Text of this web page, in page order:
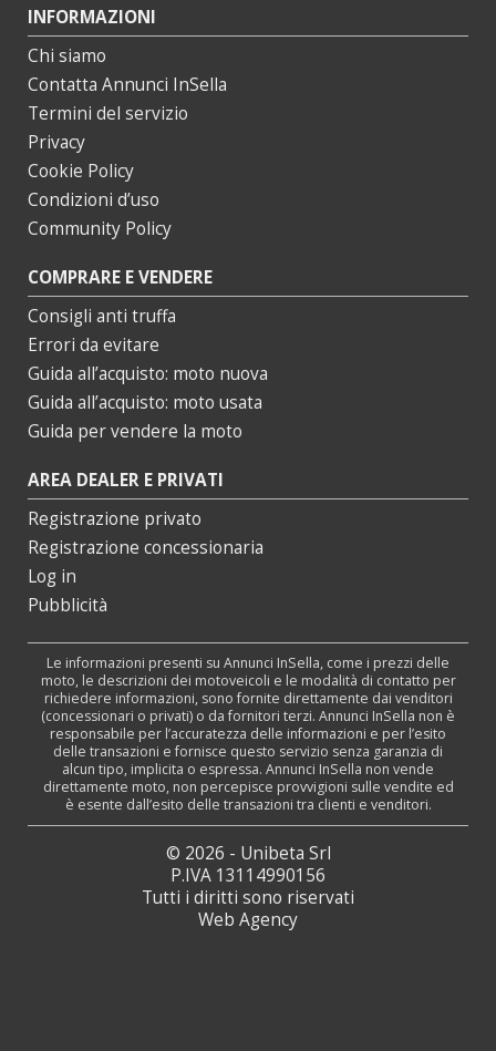
INFORMAZIONI
Chi siamo
Contatta Annunci InSella
Termini del servizio
Privacy
Cookie Policy
Condizioni d’uso
Community Policy
COMPRARE E VENDERE
Consigli anti truffa
Errori da evitare
Guida all’acquisto: moto nuova
Guida all’acquisto: moto usata
Guida per vendere la moto
AREA DEALER E PRIVATI
Registrazione privato
Registrazione concessionaria
Log in
Pubblicità
Le informazioni presenti su Annunci InSella, come i prezzi delle
moto, le descrizioni dei motoveicoli e le modalità di contatto per
richiedere informazioni, sono fornite direttamente dai venditori
(concessionari o privati) o da fornitori terzi. Annunci InSella non è
responsabile per l’accuratezza delle informazioni e per l’esito
delle transazioni e fornisce questo servizio senza garanzia di
alcun tipo, implicita o espressa. Annunci InSella non vende
direttamente moto, non percepisce provvigioni sulle vendite ed
è esente dall’esito delle transazioni tra clienti e venditori.
© 2026 - Unibeta Srl
P.IVA 13114990156
Tutti i diritti sono riservati
Web Agency